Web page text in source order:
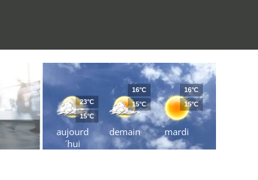
aujourd
´hui
23°C
15°C
demain
16°C
15°C
mardi
16°C
15°C